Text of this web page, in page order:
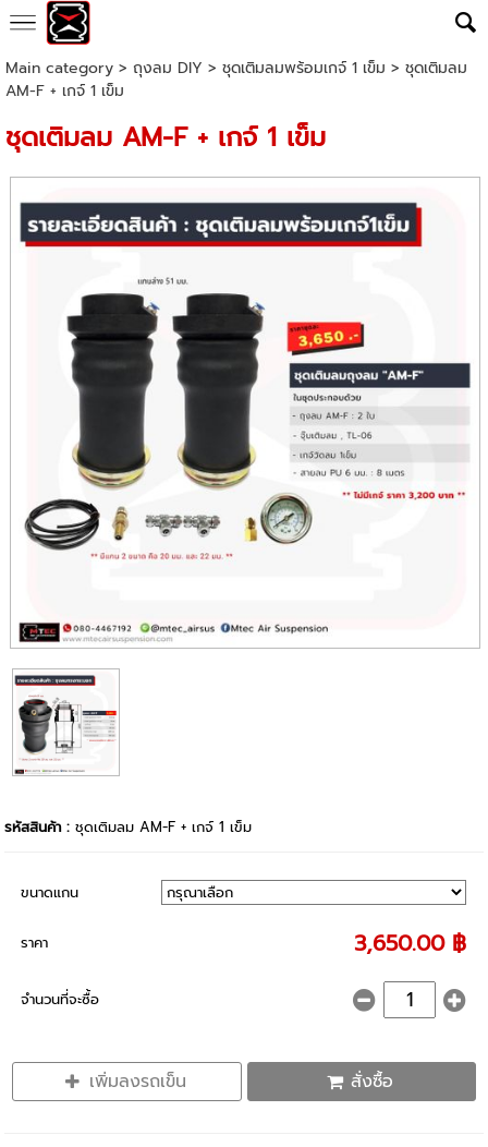
Main category> ถุงลม DIY > ชุดเติมลมพร้อมเกจ์ 1 เข็ม > ชุดเติมลม
AM-F + เกจ์ 1 เข็ม
ชุดเติมลม AM-F + เกจ์ 1 เข็ม
รหัสสินค้า :ชุดเติมลม AM-F + เกจ์ 1 เข็ม
ขนาดแกน
ราคา 3,650.00 ฿
จำนวนที่จะซื้อ
เพิ่มลงรถเข็น สั่งซื้อ